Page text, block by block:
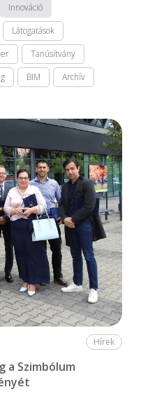
Innováció
Látogatások
Tanúsítvány
BIM Archív
Hírek
a Szimbólum